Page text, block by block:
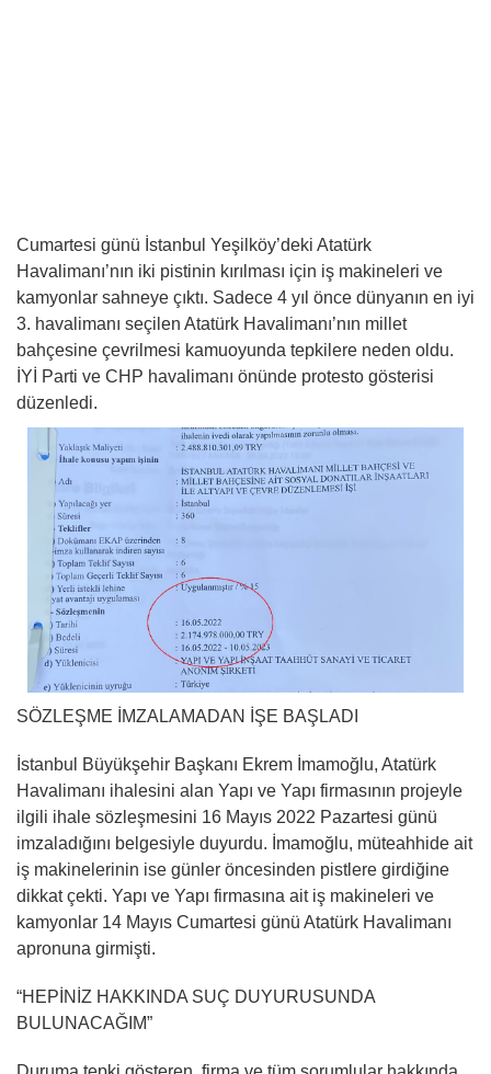
Cumartesi günü İstanbul Yeşilköy’deki Atatürk
Havalimanı’nın iki pistinin kırılması için iş makineleri ve
kamyonlar sahneye çıktı. Sadece 4 yıl önce dünyanın en iyi
3. havalimanı seçilen Atatürk Havalimanı’nın millet
bahçesine çevrilmesi kamuoyunda tepkilere neden oldu.
İYİ Parti ve CHP havalimanı önünde protesto gösterisi
düzenledi.
SÖZLEŞME İMZALAMADAN İŞE BAŞLADI
İstanbul Büyükşehir Başkanı Ekrem İmamoğlu, Atatürk
Havalimanı ihalesini alan Yapı ve Yapı firmasının projeyle
ilgili ihale sözleşmesini 16 Mayıs 2022 Pazartesi günü
imzaladığını belgesiyle duyurdu. İmamoğlu, müteahhide ait
iş makinelerinin ise günler öncesinden pistlere girdiğine
dikkat çekti. Yapı ve Yapı firmasına ait iş makineleri ve
kamyonlar 14 Mayıs Cumartesi günü Atatürk Havalimanı
apronuna girmişti.
“HEPİNİZ HAKKINDA SUÇ DUYURUSUNDA
BULUNACAĞIM”